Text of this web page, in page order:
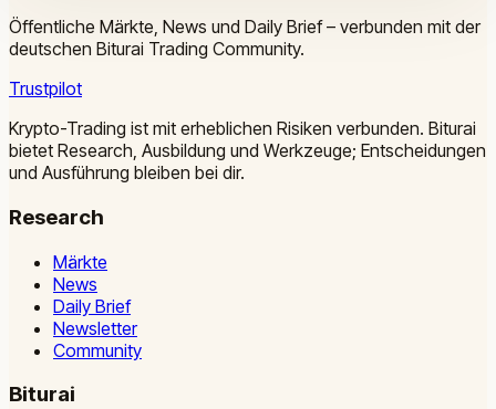
Öffentliche Märkte, News und Daily Brief – verbunden mit der
deutschen Biturai Trading Community.
Trustpilot
Krypto-Trading ist mit erheblichen Risiken verbunden. Biturai
bietet Research, Ausbildung und Werkzeuge; Entscheidungen
und Ausführung bleiben bei dir.
Research
Märkte
News
Daily Brief
Newsletter
Community
Biturai